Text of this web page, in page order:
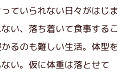
ていられない日々がはじま
い、落ち着いて食事するこ
るのも難しい生活。体型を
い。仮に体重は落とせて